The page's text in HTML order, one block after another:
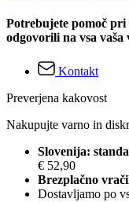
Potrebujete pomoč pri
odgovorili na vsa vaša
Kontakt
Preverjena kakovost
Nakupujte varno in
Slovenija:
€ 52,90
Brezplačno
Dostavljamo po